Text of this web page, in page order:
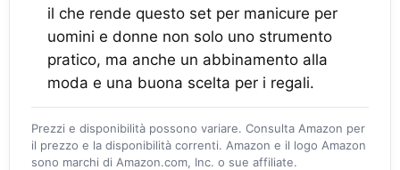
il che rende questo set per manicure per
uomini e donne non solo uno strumento
pratico, ma anche un abbinamento alla
moda e una buona scelta per i regali.
Prezzi e disponibilità possono variare. Consulta Amazon per
il prezzo e la disponibilità correnti. Amazon e il logo Amazon
sono marchi di Amazon.com, Inc. o sue affiliate.